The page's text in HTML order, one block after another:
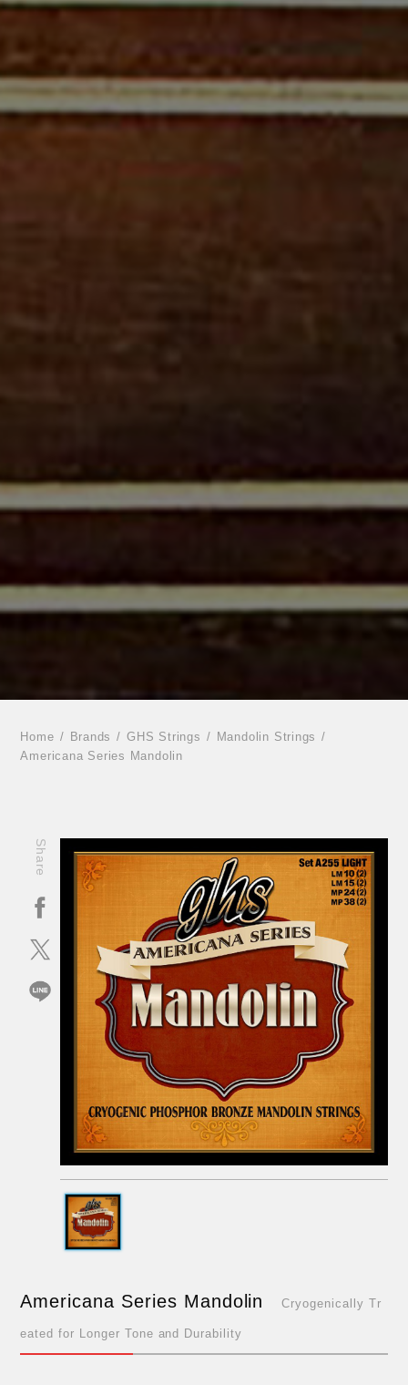
Home Brands GHS Strings
Mandolin Strings
Americana Series Mandolin
Share
Americana Series Mandolin Cryogenically Tr
eated for Longer Tone and Durability